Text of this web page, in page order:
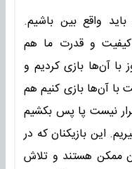
واقع بین باشیم.
و قدرت ما هم
آن‌ها بازی کردیم و
با آن‌ها بازی کنیم هم
نیست پا پس بکشیم
این بازیکنان که در
ممکن هستند و تلاش